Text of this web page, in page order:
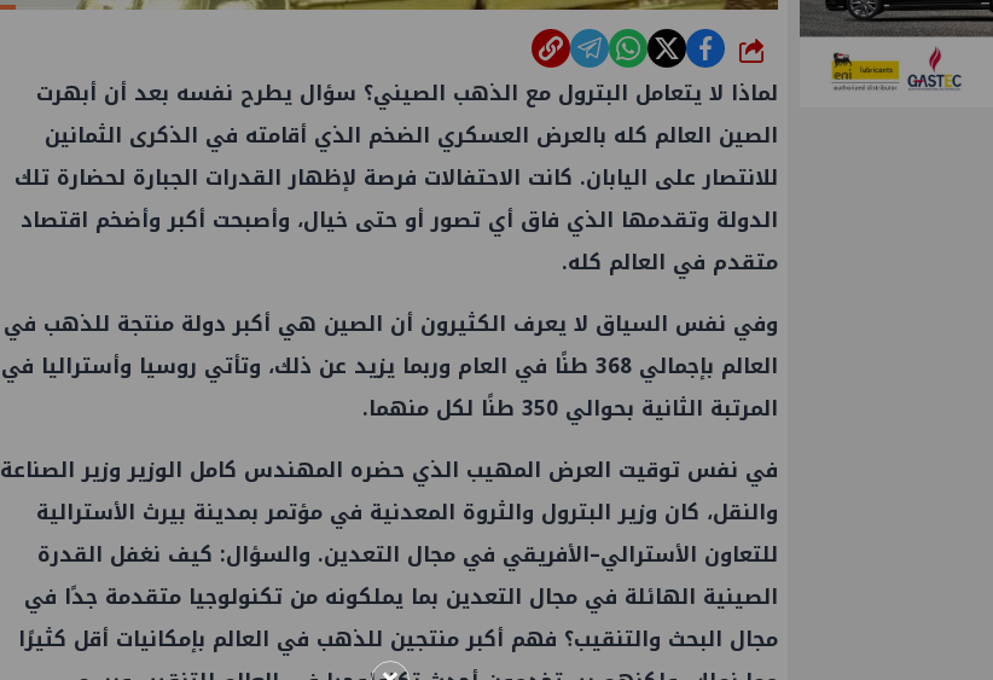
شارك
لماذا لا يتعامل البترول مع الذهب الصيني؟ سؤال يطرح نفسه بعد أن أبهرت
الصين العالم كله بالعرض العسكري الضخم الذي أقامته في الذكرى الثمانين
للانتصار على اليابان. كانت الاحتفالات فرصة لإظهار القدرات الجبارة لحضارة تلك
الدولة وتقدمها الذي فاق أي تصور أو حتى خيال، وأصبحت أكبر وأضخم اقتصاد
متقدم في العالم كله.
وفي نفس السياق لا يعرف الكثيرون أن الصين هي أكبر دولة منتجة للذهب في
العالم بإجمالي 368 طنًا في العام وربما يزيد عن ذلك، وتأتي روسيا وأستراليا في
المرتبة الثانية بحوالي 350 طنًا لكل منهما.
في نفس توقيت العرض المهيب الذي حضره المهندس كامل الوزير وزير الصناعة
والنقل، كان وزير البترول والثروة المعدنية في مؤتمر بمدينة بيرث الأسترالية
للتعاون الأسترالي–الأفريقي في مجال التعدين. والسؤال: كيف نغفل القدرة
الصينية الهائلة في مجال التعدين بما يملكونه من تكنولوجيا متقدمة جدًا في
مجال البحث والتنقيب؟ فهم أكبر منتجين للذهب في العالم بإمكانيات أقل كثيرًا